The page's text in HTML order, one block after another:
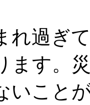
過ぎ
ます。
いこと